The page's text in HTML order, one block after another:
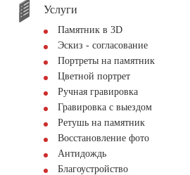
Услуги
Памятник в 3D
Эскиз - согласование
Портреты на памятник
Цветной портрет
Ручная гравировка
Гравировка с выездом
Ретушь на памятник
Восстановление фото
Антидождь
Благоустройство